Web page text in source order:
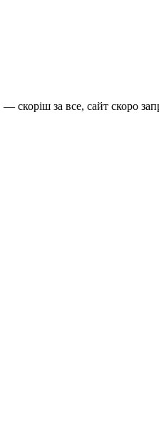
скоріш за все, сайт скоро